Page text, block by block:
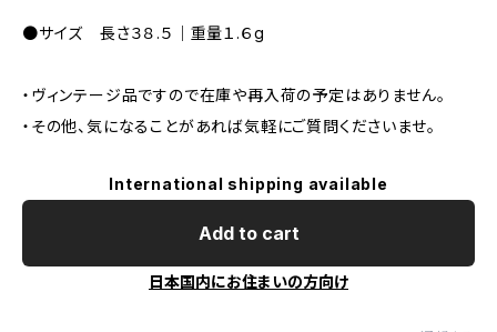
●サイズ 長さ３８.５｜重量１.６g
・ヴィンテージ品ですので在庫や再入荷の予定はありません。
・その他、気になることがあれば気軽にご質問くださいませ。
International shipping available
Add to cart
日本国内にお住まいの方向け